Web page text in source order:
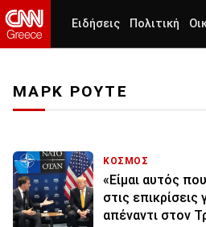
Ειδήσεις Πολιτική
ΜΑΡΚ ΡΟΥΤΕ
ΚΟΣΜΟΣ
«Είμαι αυτός
στις
απέναντι στον